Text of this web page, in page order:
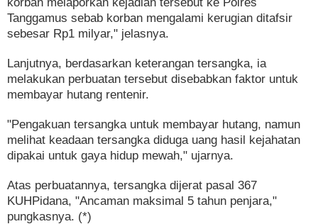
Tanggamus sebab korban mengalami kerugian ditafsir
sebesar Rp1 milyar," jelasnya.
Lanjutnya, berdasarkan keterangan tersangka, ia
melakukan perbuatan tersebut disebabkan faktor untuk
membayar hutang rentenir.
"Pengakuan tersangka untuk membayar hutang, namun
melihat keadaan tersangka diduga uang hasil kejahatan
dipakai untuk gaya hidup mewah," ujarnya.
Atas perbuatannya, tersangka dijerat pasal 367
KUHPidana, "Ancaman maksimal 5 tahun penjara,"
pungkasnya. (*)